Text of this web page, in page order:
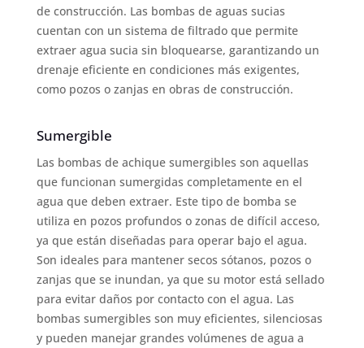
de construcción. Las bombas de aguas sucias
cuentan con un sistema de filtrado que permite
extraer agua sucia sin bloquearse, garantizando un
drenaje eficiente en condiciones más exigentes,
como pozos o zanjas en obras de construcción.
Sumergible
Las bombas de achique sumergibles son aquellas
que funcionan sumergidas completamente en el
agua que deben extraer. Este tipo de bomba se
utiliza en pozos profundos o zonas de difícil acceso,
ya que están diseñadas para operar bajo el agua.
Son ideales para mantener secos sótanos, pozos o
zanjas que se inundan, ya que su motor está sellado
para evitar daños por contacto con el agua. Las
bombas sumergibles son muy eficientes, silenciosas
y pueden manejar grandes volúmenes de agua a